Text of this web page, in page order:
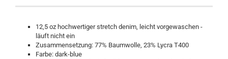
12,5 oz hochwertiger stretch denim, leicht vorgewaschen -
läuft nicht ein
Zusammensetzung: 77% Baumwolle, 23% Lycra T400
Farbe: dark-blue